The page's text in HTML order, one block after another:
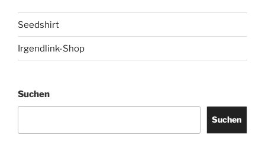
Seedshirt
Irgendlink-Shop
Suchen
Suchen